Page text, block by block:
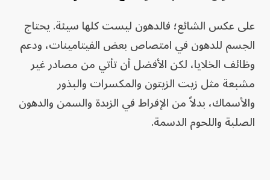
على عكس الشائع؛ فالدهون ليست كلها سيئة. يحتاج
الجسم للدهون في امتصاص بعض الفيتامينات، ودعم
وظائف الخلايا، لكن الأفضل أن تأتي من مصادر غير
مشبعة مثل زيت الزيتون والمكسرات والبذور
والأسماك، بدلاً من الإفراط في الزبدة والسمن والدهون
الصلبة واللحوم الدسمة.